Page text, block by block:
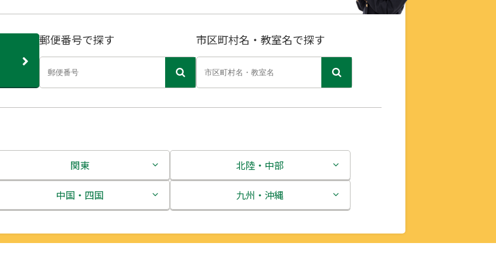
郵便番号で探す 市区町村名・教室名で探す
関東
茨城県
北陸・中部
新潟県
中国・四国
九州・沖縄